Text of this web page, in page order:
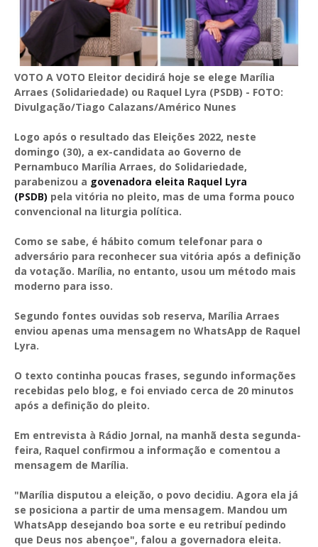
VOTO A VOTO Eleitor decidirá hoje se elege Marília
Arraes (Solidariedade) ou Raquel Lyra (PSDB) - FOTO:
Divulgação/Tiago Calazans/Américo Nunes
Logo após o resultado das Eleições 2022, neste
domingo (30), a ex-candidata ao Governo de
Pernambuco Marília Arraes, do Solidariedade,
parabenizou a govenadora eleita Raquel Lyra
(PSDB) pela vitória no pleito, mas de uma forma pouco
convencional na liturgia política.
Como se sabe, é hábito comum telefonar para o
adversário para reconhecer sua vitória após a definição
da votação. Marília, no entanto, usou um método mais
moderno para isso.
Segundo fontes ouvidas sob reserva, Marília Arraes
enviou apenas uma mensagem no WhatsApp de Raquel
Lyra.
O texto continha poucas frases, segundo informações
recebidas pelo blog, e foi enviado cerca de 20 minutos
após a definição do pleito.
Em entrevista à Rádio Jornal, na manhã desta segunda-
feira, Raquel confirmou a informação e comentou a
mensagem de Marília.
"Marília disputou a eleição, o povo decidiu. Agora ela já
se posiciona a partir de uma mensagem. Mandou um
WhatsApp desejando boa sorte e eu retribuí pedindo
que Deus nos abençoe", falou a governadora eleita.